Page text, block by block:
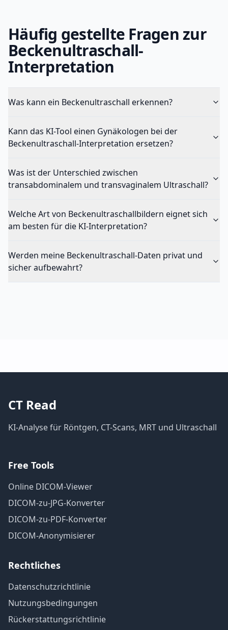
Häufig gestellte Fragen zur
Beckenultraschall-
Interpretation
Was kann ein Beckenultraschall erkennen?
Kann das KI-Tool einen Gynäkologen bei der
Beckenultraschall-Interpretation ersetzen?
Was ist der Unterschied zwischen
transabdominalem und transvaginalem Ultraschall?
Welche Art von Beckenultraschallbildern eignet sich
am besten für die KI-Interpretation?
Werden meine Beckenultraschall-Daten privat und
sicher aufbewahrt?
CT Read
KI-Analyse für Röntgen, CT-Scans, MRT und Ultraschall
Free Tools
Online DICOM-Viewer
DICOM-zu-JPG-Konverter
DICOM-zu-PDF-Konverter
DICOM-Anonymisierer
Rechtliches
Datenschutzrichtlinie
Nutzungsbedingungen
Rückerstattungsrichtlinie